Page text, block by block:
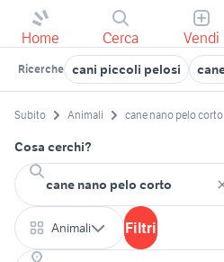
Home Cerca Vendi
Ricerche cani piccoli pelosi
Subito Animali cane nano pelo corto
Cosa cerchi?
Animali Filtri